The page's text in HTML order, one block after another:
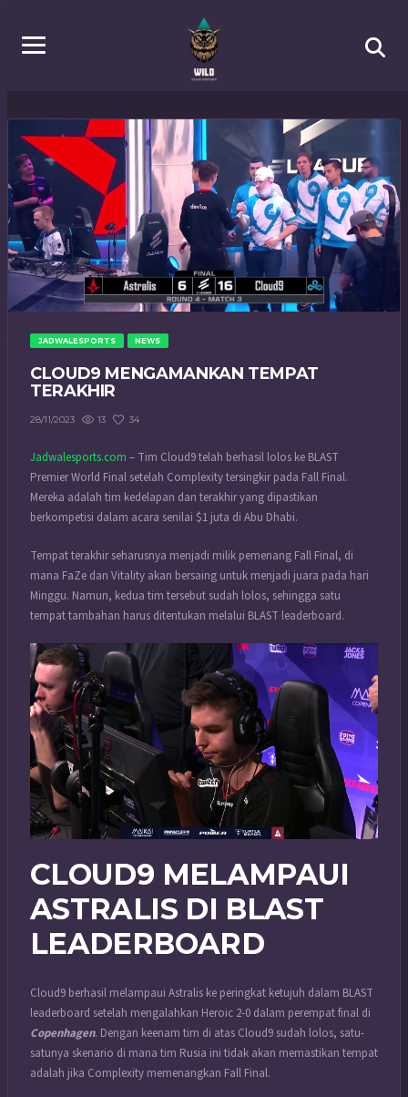
JADWALESPORTS NEWS
CLOUD9 MENGAMANKAN TEMPAT
TERAKHIR
28/11/2023 13 34
Jadwalesports.com – Tim Cloud9 telah berhasil lolos ke BLAST
Premier World Final setelah Complexity tersingkir pada Fall Final.
Mereka adalah tim kedelapan dan terakhir yang dipastikan
berkompetisi dalam acara senilai $1 juta di Abu Dhabi.
Tempat terakhir seharusnya menjadi milik pemenang Fall Final, di
mana FaZe dan Vitality akan bersaing untuk menjadi juara pada hari
Minggu. Namun, kedua tim tersebut sudah lolos, sehingga satu
tempat tambahan harus ditentukan melalui BLAST leaderboard.
CLOUD9 MELAMPAUI
ASTRALIS DI BLAST
LEADERBOARD
Cloud9 berhasil melampaui Astralis ke peringkat ketujuh dalam BLAST
leaderboard setelah mengalahkan Heroic 2-0 dalam perempat final di
Copenhagen. Dengan keenam tim di atas Cloud9 sudah lolos, satu-
satunya skenario di mana tim Rusia ini tidak akan memastikan tempat
adalah jika Complexity memenangkan Fall Final.